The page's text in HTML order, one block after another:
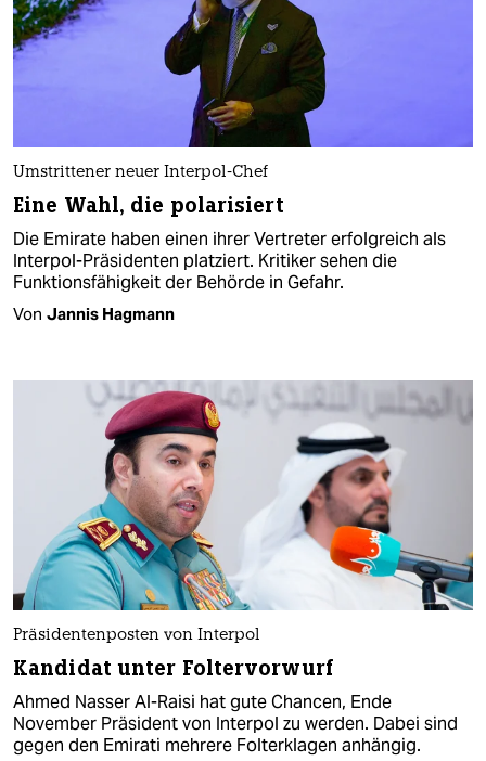
Umstrittener neuer Interpol-Chef
Eine Wahl, die polarisiert
Die Emirate haben einen ihrer Vertreter erfolgreich als
Interpol-Präsidenten platziert. Kritiker sehen die
Funktionsfähigkeit der Behörde in Gefahr.
Von Jannis Hagmann
Präsidentenposten von Interpol
Kandidat unter Foltervorwurf
Ahmed Nasser Al-Raisi hat gute Chancen, Ende
November Präsident von Interpol zu werden. Dabei sind
gegen den Emirati mehrere Folterklagen anhängig.